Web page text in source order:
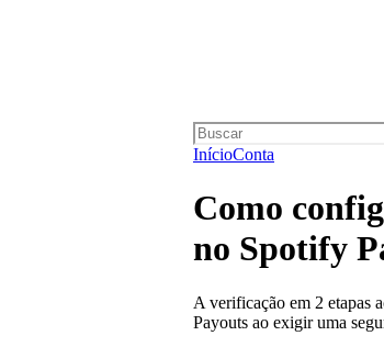
InícioConta
Como
no Spotify
A verificação em 2 etapas
Payouts ao exigir uma